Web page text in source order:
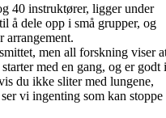
40 instruktører, ligger under
å dele opp i små grupper, og
arrangement.
men all forskning viser
med en gang, og er godt i
du ikke sliter med lungene,
vi ingenting som kan stoppe